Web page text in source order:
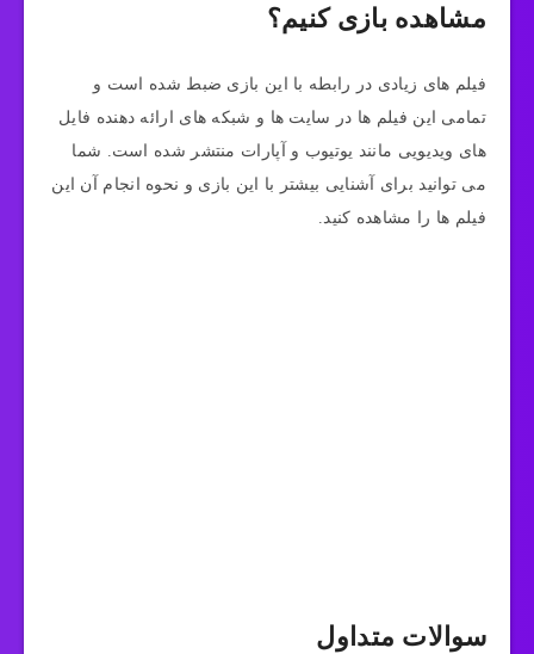
مشاهده بازی کنیم؟
فیلم های زیادی در رابطه با این بازی ضبط شده است و
تمامی این فیلم ها در سایت ها و شبکه های ارائه دهنده فایل
های ویدیویی مانند یوتیوب و آپارات منتشر شده است. شما
می توانید برای آشنایی بیشتر با این بازی و نحوه انجام آن این
فیلم ها را مشاهده کنید.
سوالات متداول